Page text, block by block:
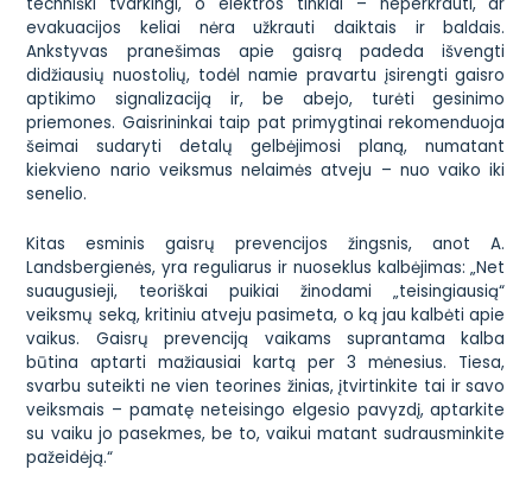
evakuacijos keliai nėra užkrauti daiktais ir baldais.
Ankstyvas pranešimas apie gaisrą padeda išvengti
didžiausių nuostolių, todėl namie pravartu įsirengti gaisro
aptikimo signalizaciją ir, be abejo, turėti gesinimo
priemones. Gaisrininkai taip pat primygtinai rekomenduoja
šeimai sudaryti detalų gelbėjimosi planą, numatant
kiekvieno nario veiksmus nelaimės atveju – nuo vaiko iki
senelio.
Kitas esminis gaisrų prevencijos žingsnis, anot A.
Landsbergienės, yra reguliarus ir nuoseklus kalbėjimas: „Net
suaugusieji, teoriškai puikiai žinodami „teisingiausią“
veiksmų seką, kritiniu atveju pasimeta, o ką jau kalbėti apie
vaikus. Gaisrų prevenciją vaikams suprantama kalba
būtina aptarti mažiausiai kartą per 3 mėnesius. Tiesa,
svarbu suteikti ne vien teorines žinias, įtvirtinkite tai ir savo
veiksmais – pamatę neteisingo elgesio pavyzdį, aptarkite
su vaiku jo pasekmes, be to, vaikui matant sudrausminkite
pažeidėją.“